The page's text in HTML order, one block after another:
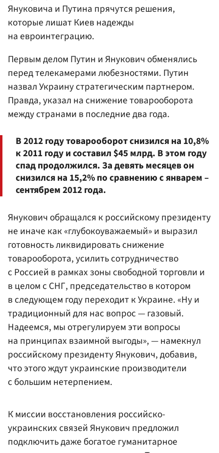
Януковича и Путина прячутся решения,
которые лишат Киев надежды
на евроинтеграцию.
Первым делом Путин и Янукович обменялись
перед телекамерами любезностями. Путин
назвал Украину стратегическим партнером.
Правда, указал на снижение товарооборота
между странами в последние два года.
В 2012 году товарооборот снизился на 10,8%
к 2011 году и составил $45 млрд. В этом году
спад продолжился. За девять месяцев он
снизился на 15,2% по сравнению с январем –
сентябрем 2012 года.
Янукович обращался к российскому президенту
не иначе как «глубокоуважаемый» и выразил
готовность ликвидировать снижение
товарооборота, усилить сотрудничество
с Россией в рамках зоны свободной торговли и
в целом с СНГ, председательство в котором
в следующем году переходит к Украине. «Ну и
традиционный для нас вопрос — газовый.
Надеемся, мы отрегулируем эти вопросы
на принципах взаимной выгоды», — намекнул
российскому президенту Янукович, добавив,
что этого ждут украинские производители
с большим нетерпением.
К миссии восстановления российско-
украинских связей Янукович предложил
подключить даже богатое гуманитарное